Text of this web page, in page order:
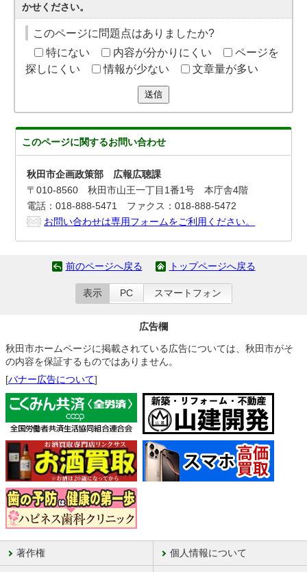
かせください。
このページに問題点はありましたか?
特にない
内容が分かりにくい
ページを
探しにくい
情報が少ない 文章量が多い
送信
このページに関するお問い合わせ
秋田市企画政策部 広報広聴課
〒010-8560 秋田市山王一丁目1番1号 本庁舎4階
電話：018-888-5471 ファクス：018-888-5472
お問い合わせは専用フォームをご利用ください。
前のページへ戻る トップページへ戻る
表示 PC スマートフォン
広告欄
秋田市ホームページに掲載されている広告については、秋田市がそ
の内容を保証するものではありません。
[バナー広告について]
著作権 個人情報について